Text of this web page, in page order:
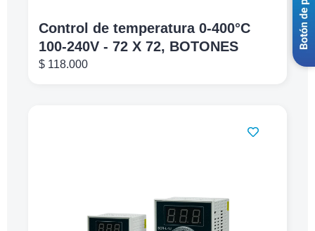
Control de temperatura 0-400°C
100-240V - 72 X 72, BOTONES
$ 118.000